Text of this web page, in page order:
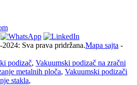
Sva prava pridržana.Mapa sajta -
podizač, Vakuumski podizač na zračni
metalnih ploča, Vakuumski podizači
stakla,